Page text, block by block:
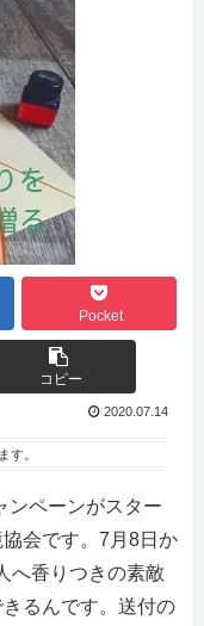
Pocket
コピー
2020.07.14
す。
ンペーンがスター
会です。7月8日か
へ香りつきの素敵
るんです。送付の